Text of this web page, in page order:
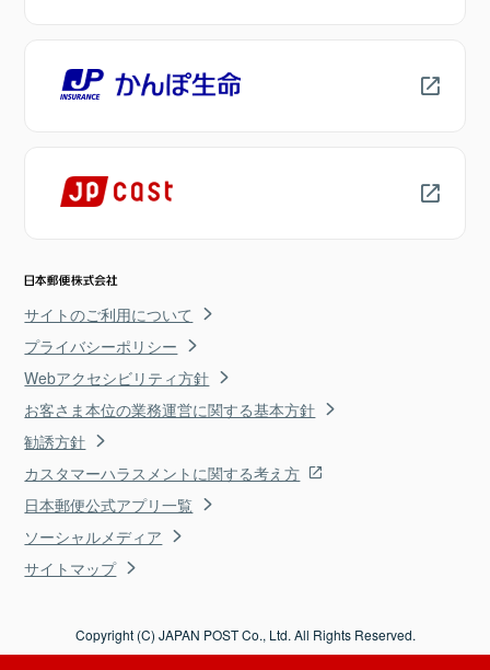
サイトのご利用について
プライバシーポリシー
Webアクセシビリティ方針
お客さま本位の業務運営に関する基本方針
勧誘方針
カスタマーハラスメントに関する考え方
日本郵便公式アプリ一覧
ソーシャルメディア
サイトマップ
Copyright (C) JAPAN POST Co., Ltd. All Rights Reserved.